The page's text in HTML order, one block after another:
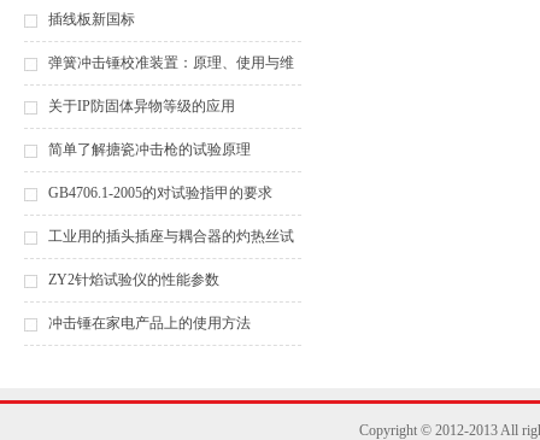
插线板新国标
弹簧冲击锤校准装置：原理、使用与维
护全解析
关于IP防固体异物等级的应用
简单了解搪瓷冲击枪的试验原理
GB4706.1-2005的对试验指甲的要求
工业用的插头插座与耦合器的灼热丝试
验温度
ZY2针焰试验仪的性能参数
冲击锤在家电产品上的使用方法
Copyright © 2012-2013 All